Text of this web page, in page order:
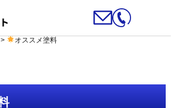
オススメ塗料